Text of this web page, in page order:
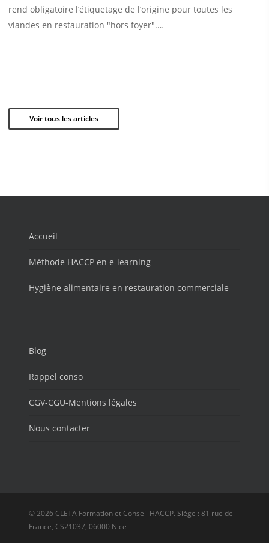
rend obligatoire l’étiquetage de l’origine pour toutes les
viandes en restauration "hors foyer".…
Voir tous les articles
Accueil
Méthode HACCP en e-learning
Hygiène alimentaire en restauration commerciale
Blog
Rappel conso
CGV-CGU-Mentions légales
Nous contacter
© 2026 CLETA Formation et Conseil HACCP. Siège : 81 rue de
France, CS21037, 06000 Nice